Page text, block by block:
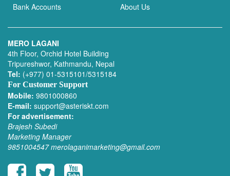
Bank Accounts About Us
MERO LAGANI
4th Floor, Orchid Hotel Building
Tripureshwor, Kathmandu, Nepal
Tel: (+977) 01-5315101/5315184
For Customer Support
Mobile: 9801000860
E-mail: support@asteriskt.com
For advertisement:
Brajesh Subedi
Marketing Manager
9851004547 merolaganimarketing@gmail.com